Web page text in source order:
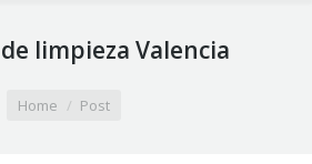
limpieza Valencia
Home Post